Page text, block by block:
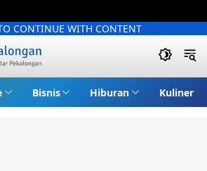
CONTINUE WITH CONTENT
Bisnis Hiburan Kuliner